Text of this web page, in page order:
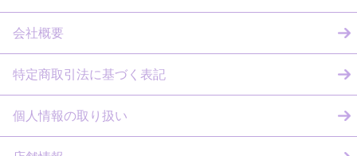
会社概要
特定商取引法に基づく表記
個人情報の取り扱い